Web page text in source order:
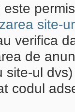
site-
verifica
de
site-ul
codul